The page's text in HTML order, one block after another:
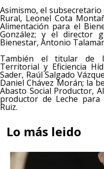
Asimismo, el
Rural, Leonel Cota
Alimentación para el
González; y el director
Bienestar, Antonio
También el titular de
Territorial y Eficiencia
Sader, Raúl Salgado
Daniel Chávez Morán; la
Abasto Social Productor,
productor de Leche
Ruiz.
Lo más leido